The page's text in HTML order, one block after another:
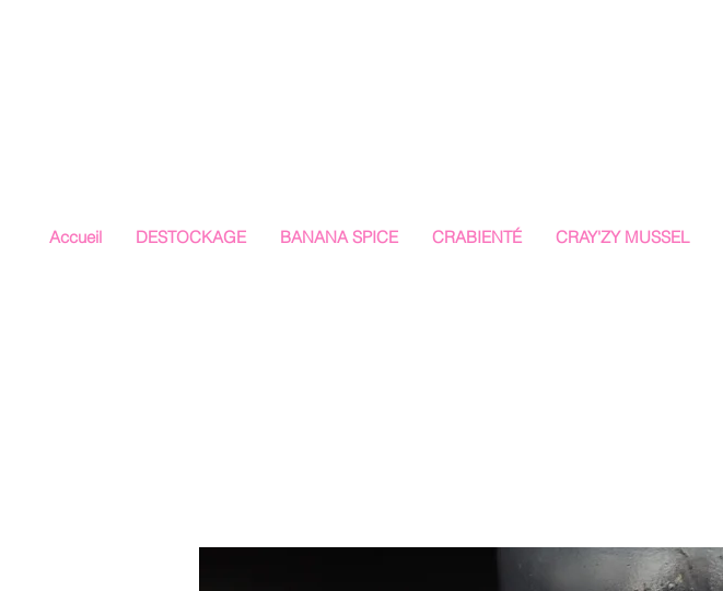
Accueil DESTOCKAGE BANANA SPICE CRABIENTÉ CRAY'ZY MUSSEL